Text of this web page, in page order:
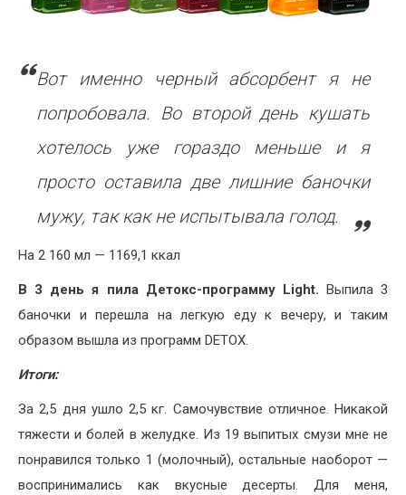
Вот именно черный абсорбент я не
попробовала. Во второй день кушать
хотелось уже гораздо меньше и я
просто оставила две лишние баночки
мужу, так как не испытывала голод.
На 2 160 мл — 1169,1 ккал
В 3 день я пила Детокс-программу Light. Выпила 3
баночки и перешла на легкую еду к вечеру, и таким
образом вышла из программ DETOX.
Итоги:
За 2,5 дня ушло 2,5 кг. Самочувствие отличное. Никакой
тяжести и болей в желудке. Из 19 выпитых смузи мне не
понравился только 1 (молочный), остальные наоборот —
воспринимались как вкусные десерты. Для меня,